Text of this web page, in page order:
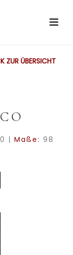
ZUR ÜBERSICHT
| Maße: 98